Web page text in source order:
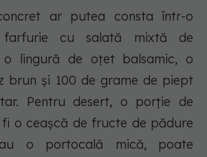
ar putea consta într-o
cu salată mixtă de
o lingură de oțet balsamic, o
brun și 100 de grame de piept
Pentru desert, o porție de
o ceașcă de fructe de pădure
o portocală mică, poate